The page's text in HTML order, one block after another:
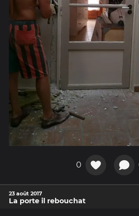
0
23 août 2017
La porte il rebouchat